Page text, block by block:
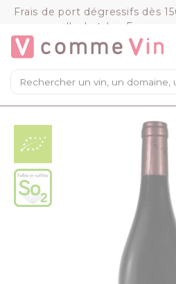
Frais de port dégressifs dès
d'achat (en France
Mon panier
Chargement du panier...
VOIR LE PANIER
Panneau de gestion des